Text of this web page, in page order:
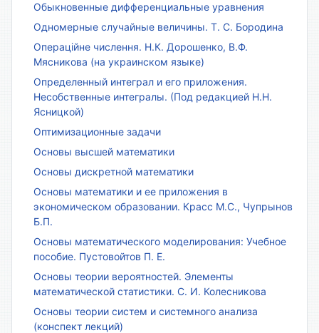
Обыкновенные дифференциальные уравнения
Одномерные случайные величины. Т. С. Бородина
Операційне числення. Н.К. Дорошенко, В.Ф.
Мясникова (на украинском языке)
Определенный интеграл и его приложения.
Несобственные интегралы. (Под редакцией Н.Н.
Ясницкой)
Оптимизационные задачи
Основы высшей математики
Основы дискретной математики
Основы математики и ее приложения в
экономическом образовании. Красс М.С., Чупрынов
Б.П.
Основы математического моделирования: Учебное
пособие. Пустовойтов П. Е.
Основы теории вероятностей. Элементы
математической статистики. С. И. Колесникова
Основы теории систем и системного анализа
(конспект лекций)